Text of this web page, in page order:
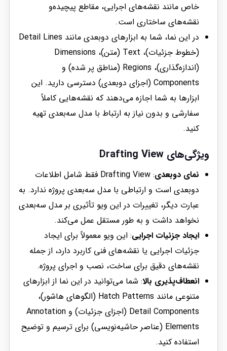
خاص مانند نقشه‌های اجرایی، مقاطع پیچیده‌و
نقشه‌های ساختاری است.
در این نما، شما به ابزارهای دوبعدی مانند Detail Lines
(خطوط جزئیات)، Text (متن)، Dimensions
(اندازه‌گذاری)، Regions (مناطق پر شده) و
Components (اجزای دوبعدی) دسترسی دارید. این
ابزارها به شما اجازه می‌دهند که نقشه‌هایی کاملاً
سفارشی و بدون نیاز به ارتباط با مدل سه‌بعدی تهیه
کنید.
ویژگی‌های Drafting View
نمای دوبعدی
: Drafting View فقط شامل اطلاعات
دوبعدی است و ارتباطی با مدل سه‌بعدی پروژه ندارد. به
عبارت دیگر، تغییرات در این ویو تأثیری بر مدل سه‌بعدی
نخواهد داشت و به طور مستقل عمل می‌کند.
ایجاد جزئیات اجرایی: این ویو معمولاً برای ایجاد
جزئیات اجرایی یا نقشه‌های فنی کاربرد دارد، از جمله
نقشه‌های دقیق برای ساخت، نصب و اجرای پروژه.
انعطاف‌پذیری بالا: شما می‌توانید در این نما از ابزارهای
متنوعی مانند Hatch Patterns (الگوهای هاشور)،
Detail Components (اجزای جزئیات) و Annotation
Elements (عناصر حاشیه‌نویسی) برای ترسیم و توضیح
استفاده کنید.